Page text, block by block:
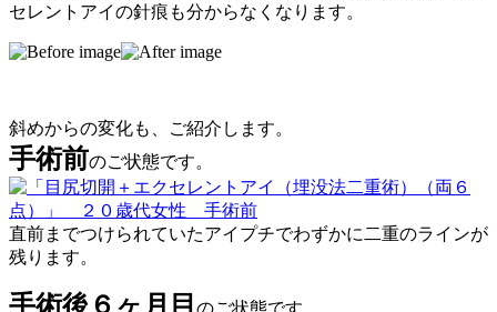
セレントアイの針痕も分からなくなります。
斜めからの変化も、ご紹介します。
手術前のご状態です。
直前までつけられていたアイプチでわずかに二重のラインが
残ります。
手術後６ヶ月目 のご状態です。